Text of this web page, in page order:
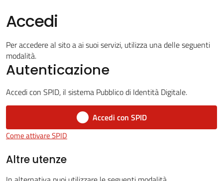
Vivere
Casalfiumanese
5x1000
Servizi
line
Accedi
Per accedere al sito a ai suoi servizi, utilizza una delle seguenti
modalità.
Autenticazione
Accedi con SPID, il sistema Pubblico di Identità Digitale.
Accedi con SPID
Come attivare SPID
Altre utenze